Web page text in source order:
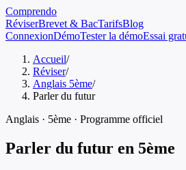
Comprendo
RéviserBrevet & BacTarifsBlog
ConnexionDémoTester la démoEssai
Accueil/
Réviser/
Anglais 5ème/
Parler du futur
Anglais · 5ème · Programme officiel
Parler du futur en 5ème